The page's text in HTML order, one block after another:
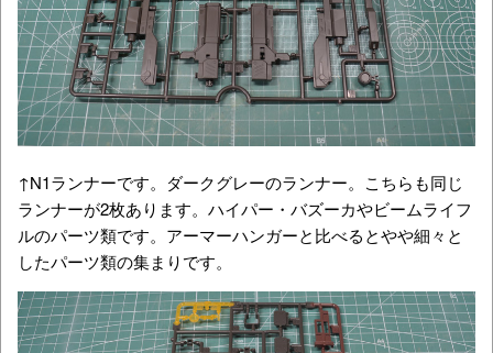
↑N1ランナーです。ダークグレーのランナー。こちらも同じ
ランナーが2枚あります。ハイパー・バズーカやビームライフ
ルのパーツ類です。アーマーハンガーと比べるとやや細々と
したパーツ類の集まりです。